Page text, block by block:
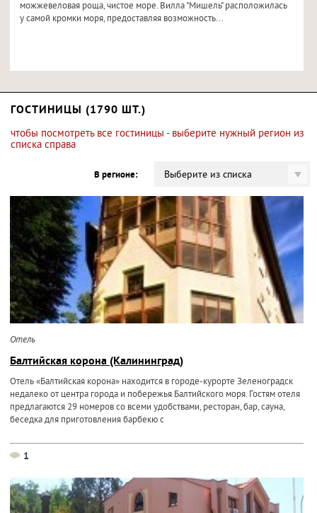
можжевеловая роща, чистое море. Вилла "Мишель" расположилась
у самой кромки моря, предоставляя возможность...
ГОСТИНИЦЫ (1790 ШТ.)
чтобы посмотреть все гостиницы - выберите нужный регион из
списка справа
В регионе: Выберите из списка
Отель
Балтийская корона (Калининград)
Отель «Балтийская корона» находится в городе-курорте Зеленоградск
недалеко от центра города и побережья Балтийского моря. Гостям отеля
предлагаются 29 номеров со всеми удобствами, ресторан, бар, сауна,
беседка для приготовления барбекю с
1